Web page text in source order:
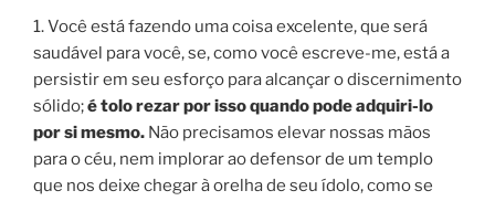
1. Você está fazendo uma coisa excelente, que será
saudável para você, se, como você escreve-me, está a
persistir em seu esforço para alcançar o discernimento
sólido;é tolo rezar por isso quando pode adquiri-lo
por si mesmo. Não precisamos elevar nossas mãos
para o céu, nem implorar ao defensor de um templo
que nos deixe chegar à orelha de seu ídolo, como se